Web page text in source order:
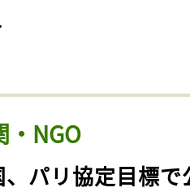
・NGO
、パリ協定目標で